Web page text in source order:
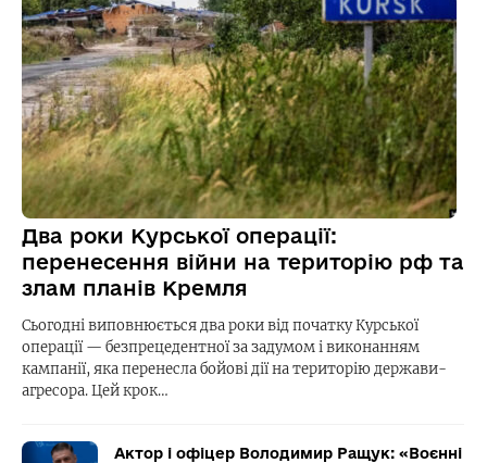
Два роки Курської операції:
перенесення війни на територію рф та
злам планів Кремля
Сьогодні виповнюється два роки від початку Курської
операції — безпрецедентної за задумом і виконанням
кампанії, яка перенесла бойові дії на територію держави-
агресора. Цей крок…
Актор і офіцер Володимир Ращук: «Воєнні